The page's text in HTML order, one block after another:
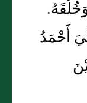
أَحْمَدُ